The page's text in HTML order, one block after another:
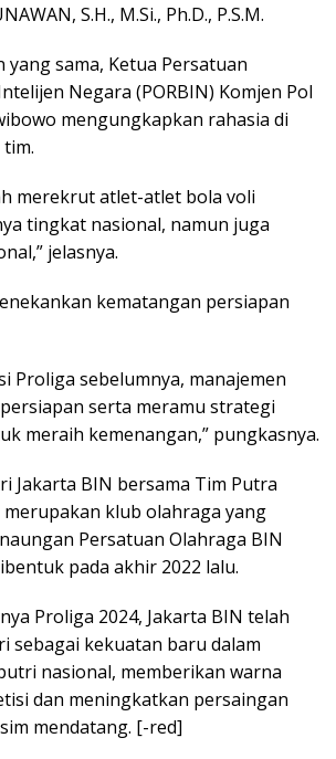
S.H., M.Si., Ph.D., P.S.M.
yang sama, Ketua Persatuan
Negara (PORBIN) Komjen Pol
mengungkapkan rahasia di
merekrut atlet-atlet bola voli
tingkat nasional, namun juga
jelasnya.
kematangan persiapan
Proliga sebelumnya, manajemen
serta meramu strategi
meraih kemenangan,” pungkasnya.
Jakarta BIN bersama Tim Putra
merupakan klub olahraga yang
Persatuan Olahraga BIN
pada akhir 2022 lalu.
Proliga 2024, Jakarta BIN telah
sebagai kekuatan baru dalam
nasional, memberikan warna
dan meningkatkan persaingan
mendatang. [-red]